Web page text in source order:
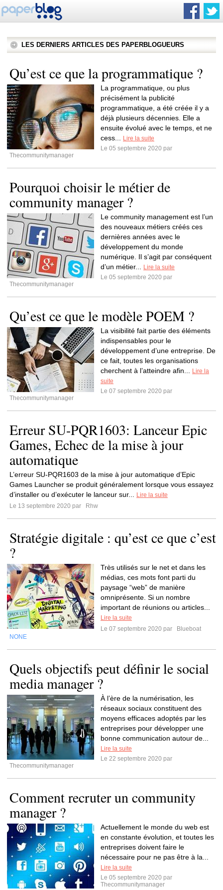
LES DERNIERS ARTICLES DES PAPERBLOGUEURS
Qu’est ce que la programmatique ?
La programmatique, ou plus
précisément la publicité
programmatique, a été créée il y a
déjà plusieurs décennies. Elle a
ensuite évolué avec le temps, et ne
cess...
Lire la suite
Le 05 septembre 2020 par
Thecommunitymanager
Pourquoi choisir le métier de
community manager ?
Le community management est l’un
des nouveaux métiers créés ces
dernières années avec le
développement du monde
numérique. Il s’agit par conséquent
d’un métier...
Lire la suite
Le 05 septembre 2020 par
Thecommunitymanager
Qu’est ce que le modèle POEM ?
La visibilité fait partie des éléments
indispensables pour le
développement d’une entreprise. De
ce fait, toutes les organisations
cherchent à l’atteindre afin...
Lire la
suite
Le 07 septembre 2020 par
Thecommunitymanager
Erreur SU-PQR1603: Lanceur Epic
Games, Echec de la mise à jour
automatique
L’erreur SU-PQR1603 de la mise à jour automatique d’Epic
Games Launcher se produit généralement lorsque vous essayez
d’installer ou d’exécuter le lanceur sur...
Lire la suite
Le 13 septembre 2020 par
Rhw
Stratégie digitale : qu’est ce que c’est
?
Très utilisés sur le net et dans les
médias, ces mots font parti du
paysage “web” de manière
omniprésente. Si un nombre
important de réunions ou articles...
Lire la suite
Le 07 septembre 2020 par
Blueboat
NONE
Quels objectifs peut définir le social
media manager ?
À l’ère de la numérisation, les
réseaux sociaux constituent des
moyens efficaces adoptés par les
entreprises pour développer une
bonne communication autour de...
Lire la suite
Le 22 septembre 2020 par
Thecommunitymanager
Comment recruter un community
manager ?
Actuellement le monde du web est
en constante évolution, et toutes les
entreprises doivent faire le
nécessaire pour ne pas être à la...
Lire la suite
Le 05 septembre 2020 par
Thecommunitymanager